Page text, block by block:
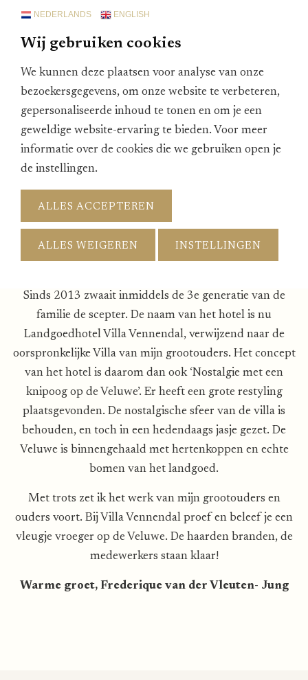
Het hotel voert sinds 1995 4 sterren. Om dit te bereiken
heeft mijn vader eigenhandig (met hulp van de
plaatselijke aannemer natuurlijk) een aantal grote
ruimtes bijgebouwd: De Herfstzaal, de Wintertuin (met
glazen koepel) en later de Lentezaal. De Herfstzaal is
voorzien van schuifwanden zodat deze ruimte eenvoudig
verdeeld kan worden in grotere of kleinere separate
conferentieruimten. Ook de bestaande Zomerzaal werd
flink uitgebreid met een serre en een gezellige Huisbar.
Naast al deze zalen werd er ook een overdekt zwembad
met sauna aangelegd en is de keuken grondig
gerenoveerd. De bouw van de huidige entree met
Sinds 2013 zwaait inmiddels de 3e generatie van de
familie de scepter. De naam van het hotel is nu
Landgoedhotel Villa Vennendal, verwijzend naar de
oorspronkelijke Villa van mijn grootouders. Het concept
van het hotel is daarom dan ook ‘Nostalgie met een
knipoog op de Veluwe’. Er heeft een grote restyling
plaatsgevonden. De nostalgische sfeer van de villa is
behouden, en toch in een hedendaags jasje gezet. De
Veluwe is binnengehaald met hertenkoppen en echte
bomen van het landgoed.
Met trots zet ik het werk van mijn grootouders en
ouders voort. Bij Villa Vennendal proef en beleef je een
vleugje vroeger op de Veluwe. De haarden branden, de
medewerkers staan klaar!
Warme groet, Frederique van der Vleuten- Jung
NEDERLANDS ENGLISH
Wij gebruiken cookies
We kunnen deze plaatsen voor analyse van onze
bezoekersgegevens, om onze website te verbeteren,
gepersonaliseerde inhoud te tonen en om je een
geweldige website-ervaring te bieden. Voor meer
informatie over de cookies die we gebruiken open je
de instellingen.
ALLES ACCEPTEREN
ALLES WEIGEREN INSTELLINGEN